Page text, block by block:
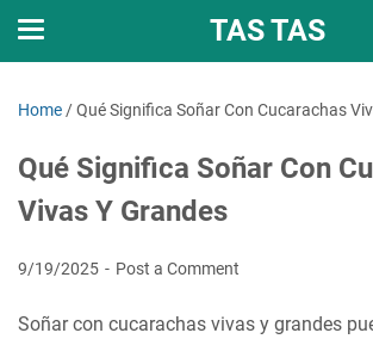
TAS TAS
Home /Qué Significa Soñar Con Cucarachas
Qué Significa Soñar Con
Vivas Y Grandes
9/19/2025 Post a Comment
Soñar con cucarachas vivas y grandes